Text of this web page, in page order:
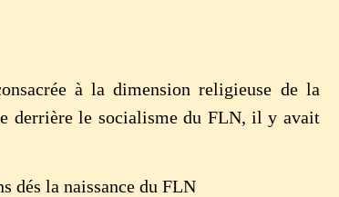
à la dimension religieuse de la
derrière le socialisme du FLN, il y avait
dés la naissance du FLN